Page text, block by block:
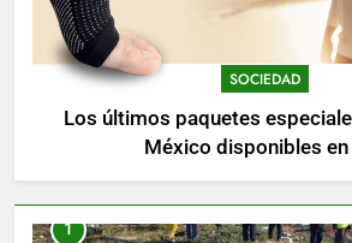
SOCIEDAD
Los últimos paquetes
México disponibles en
1